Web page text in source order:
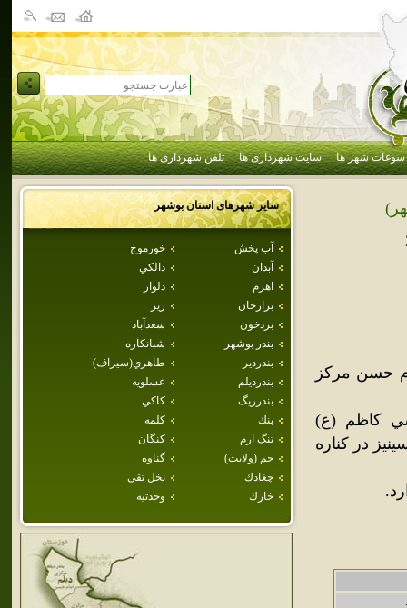
سوغات شهر ها سایت شهرداری ها تلفن شهرداری ها
سایر شهرهای استانبوشهر
آب پخش
خورموج
آبدان
دالكي
اهرم
دلوار
برازجان
ريز
بردخون
سعدآباد
بندر بوشهر
شبانكاره
بندردير
طاهري(سيراف)
بندرديلم
عسلويه
بندرريگ
كاكي
بنك
كلمه
تنگ ارم
كنگان
جم (ولايت)
گناوه
چغادك
نخل تقي
خارك
وحدتيه
حسن مرکز
كاظم (ع)
در کناره